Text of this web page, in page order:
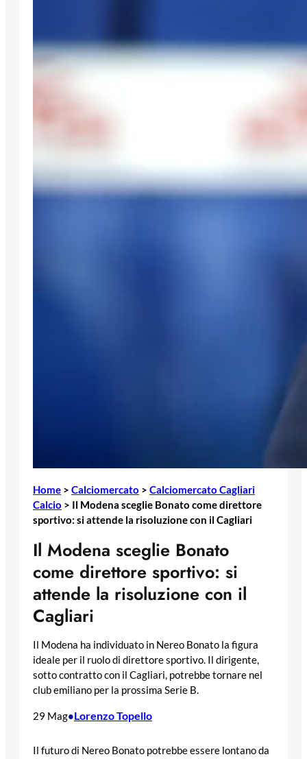
Home > Calciomercato > Calciomercato Cagliari
Calcio > Il Modena sceglie Bonato come direttore
sportivo: si attende la risoluzione con il Cagliari
Il Modena sceglie Bonato
come direttore sportivo: si
attende la risoluzione con il
Cagliari
Il Modena ha individuato in Nereo Bonato la figura
ideale per il ruolo di direttore sportivo. Il dirigente,
sotto contratto con il Cagliari, potrebbe tornare nel
club emiliano per la prossima Serie B.
29 Mag•Lorenzo Topello
Il futuro di Nereo Bonato potrebbe essere lontano da